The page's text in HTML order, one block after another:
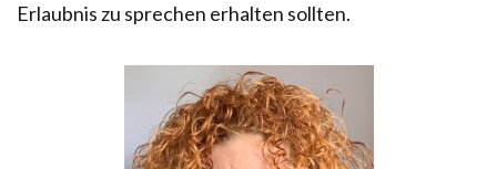
Erlaubnis zu sprechen erhalten sollten.